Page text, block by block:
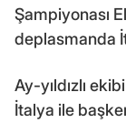
Şampiyonası
deplasmanda
Ay-yıldızlı
İtalya ile